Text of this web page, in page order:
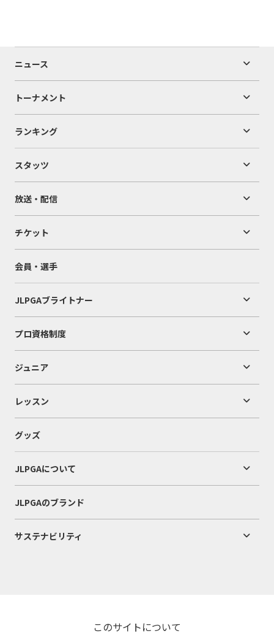
ニュース
トーナメント
ランキング
スタッツ
放送・配信
チケット
会員・選手
JLPGAブライトナー
プロ資格制度
ジュニア
レッスン
グッズ
JLPGAについて
JLPGAのブランド
サステナビリティ
このサイトについて